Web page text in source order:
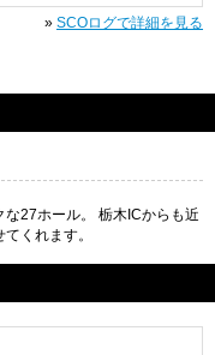
» SCOログで詳細を見る
27ホール。 栃木ICからも近
くれます。